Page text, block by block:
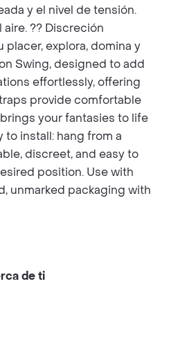
y el nivel de tensión.
?? Discreción
explora, domina y
Swing, designed to add
effortlessly, offering
provide comfortable
your fantasies to life
install: hang from a
discreet, and easy to
position. Use with
unmarked packaging with
de ti